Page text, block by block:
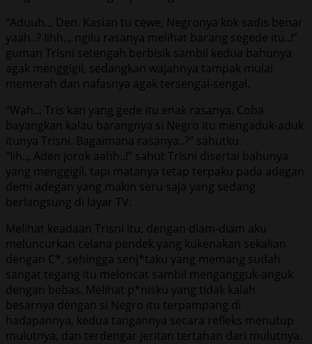
“Aduuh.., Den. Kasian tu cewe, Negronya kok sadis benar
yaah..? Iihh.., ngilu rasanya melihat barang segede itu..!”
guman Trisni setengah berbisik sambil kedua bahunya
agak menggigil, sedangkan wajahnya tampak mulai
memerah dan nafasnya agak tersengal-sengal.
“Wah.., Tris kan yang gede itu enak rasanya. Coba
bayangkan kalau barangnya si Negro itu mengaduk-aduk
itunya Trisni. Bagaimana rasanya..?” sahutku.
“Iih.., Aden jorok aahh..!” sahut Trisni disertai bahunya
yang menggigil, tapi matanya tetap terpaku pada adegan
demi adegan yang makin seru saja yang sedang
berlangsung di layar TV.
Melihat keadaan Trisni itu, dengan diam-diam aku
meluncurkan celana pendek yang kukenakan sekalian
dengan C*, sehingga senj*taku yang memang sudah
sangat tegang itu meloncat sambil mengangguk-anguk
dengan bebas. Melihat p*nisku yang tidak kalah
besarnya dengan si Negro itu terpampang di
hadapannya, kedua tangannya secara refleks menutup
mulutnya, dan terdengar jeritan tertahan dari mulutnya.